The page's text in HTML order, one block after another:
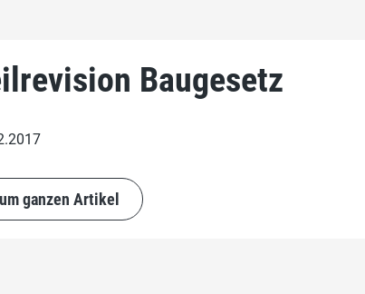
Baugesetz
ganzen Artikel